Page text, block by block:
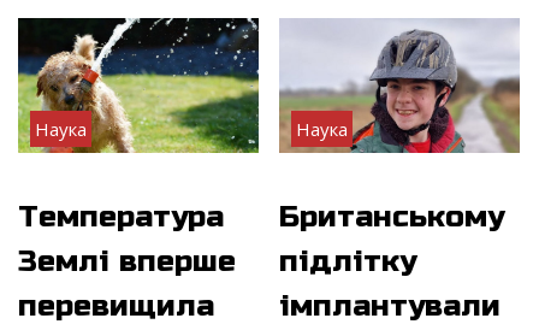
Наука
Температура
Землі вперше
перевищила
Наука
Британському
підлітку
імплантували